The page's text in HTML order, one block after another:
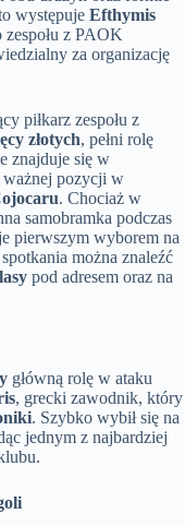
występuje Efthymis
zespołu z PAOK
za organizację
piłkarz zespołu z
złotych, pełni rolę
znajduje się w
ważnej pozycji w
. Chociaż w
samobramka podczas
pierwszym wyborem na
można znaleźć
pod adresem oraz na
główną rolę w ataku
, grecki zawodnik, który
. Szybko wybił się na
jednym z najbardziej